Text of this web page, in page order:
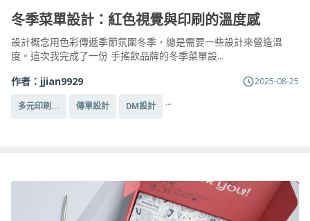
冬季菜單設計：紅色視覺與印刷的溫度感
設計概念用色彩傳遞季節氛圍冬季，總是需要一些設計來營造溫
度。這次我完成了一份 手搖飲品牌的冬季菜單設...
作者： jjian9929 2025-08-25
多元印刷... 傳單設計 DM設計 ...